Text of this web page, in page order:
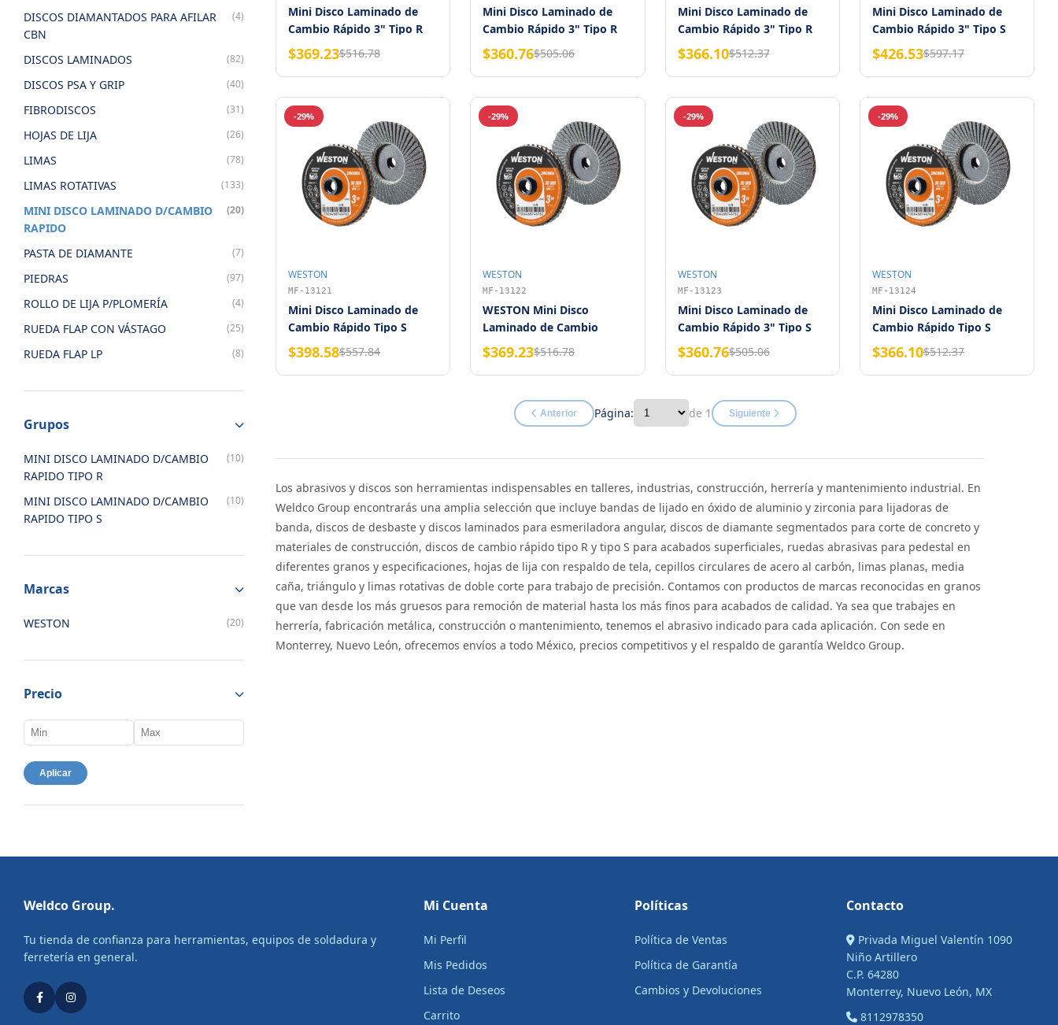
DISCOS DIAMANTADOS PARA AFILAR
CBN
(4)
DISCOS LAMINADOS (82)
DISCOS PSA Y GRIP (40)
FIBRODISCOS (31)
HOJAS DE LIJA (26)
LIMAS (78)
LIMAS ROTATIVAS (133)
MINI DISCO LAMINADO D/CAMBIO
RAPIDO
(20)
PASTA DE DIAMANTE (7)
PIEDRAS (97)
ROLLO DE LIJA P/PLOMERÍA (4)
RUEDA FLAP CON VÁSTAGO (25)
RUEDA FLAP LP (8)
Grupos
MINI DISCO LAMINADO D/CAMBIO
RAPIDO TIPO R
(10)
MINI DISCO LAMINADO D/CAMBIO
RAPIDO TIPO S
(10)
Marcas
WESTON (20)
Precio
Aplicar
Mini Disco Laminado de
Cambio Rápido 3" Tipo R
Zirconia Grano 60 WESTON
(Bolsa con 10 piezas)
$369.23$516.78
Mini Disco Laminado de
Cambio Rápido 3" Tipo R
Zirconia Grano 80 WESTON
(Bolsa con 10 piezas)
$360.76$505.06
Mini Disco Laminado de
Cambio Rápido 3" Tipo R
Zirconia Grano 120
WESTON
$366.10$512.37
Mini Disco Laminado de
Cambio Rápido 3" Tipo S
Zirconia Grano 36 WESTON
$426.53$597.17
-29%
WESTON
MF-13121
Mini Disco Laminado de
Cambio Rápido Tipo S
Zirconia 3" Grano 40
WESTON
$398.58$557.84
-29%
WESTON
MF-13122
WESTON Mini Disco
Laminado de Cambio
Rápido 3" Tipo S Zirconia
Grano 60
$369.23$516.78
-29%
WESTON
MF-13123
Mini Disco Laminado de
Cambio Rápido 3" Tipo S
Zirconia Grano 80 Weston
$360.76$505.06
-29%
WESTON
MF-13124
Mini Disco Laminado de
Cambio Rápido Tipo S
Zirconia Grano 120 3"
WESTON
$366.10$512.37
Anterior Página: de 1 Siguiente
Los abrasivos y discos son herramientas indispensables en talleres, industrias, construcción, herrería y mantenimiento industrial. En
Weldco Group encontrarás una amplia selección que incluye bandas de lijado en óxido de aluminio y zirconia para lijadoras de
banda, discos de desbaste y discos laminados para esmeriladora angular, discos de diamante segmentados para corte de concreto y
materiales de construcción, discos de cambio rápido tipo R y tipo S para acabados superficiales, ruedas abrasivas para pedestal en
diferentes granos y especificaciones, hojas de lija con respaldo de tela, cepillos circulares de acero al carbón, limas planas, media
caña, triángulo y limas rotativas de doble corte para trabajo de precisión. Contamos con productos de marcas reconocidas en granos
que van desde los más gruesos para remoción de material hasta los más finos para acabados de calidad. Ya sea que trabajes en
herrería, fabricación metálica, construcción o mantenimiento, tenemos el abrasivo indicado para cada aplicación. Con sede en
Monterrey, Nuevo León, ofrecemos envíos a todo México, precios competitivos y el respaldo de garantía Weldco Group.
Weldco Group.
Tu tienda de confianza para herramientas, equipos de soldadura y
ferretería en general.
Mi Cuenta
Mi Perfil
Mis Pedidos
Lista de Deseos
Carrito
Políticas
Política de Ventas
Política de Garantía
Cambios y Devoluciones
Contacto
Privada Miguel Valentín 1090
Niño Artillero
C.P. 64280
Monterrey, Nuevo León, MX
8112978350